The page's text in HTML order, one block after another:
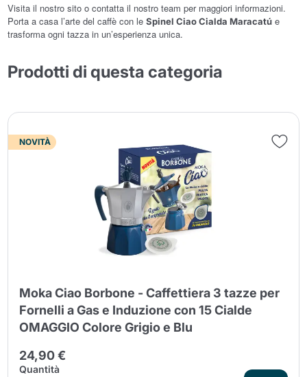
Visita il nostro sito o contatta il nostro team per maggiori informazioni.
Porta a casa l’arte del caffè con leSpinel Ciao Cialda Maracatú e
trasforma ogni tazza in un’esperienza unica.
Prodotti di questa categoria
NOVITÀ
Moka Ciao Borbone - Caffettiera 3 tazze per
Fornelli a Gas e Induzione con 15 Cialde
OMAGGIO Colore Grigio e Blu
24,90 €
Quantità